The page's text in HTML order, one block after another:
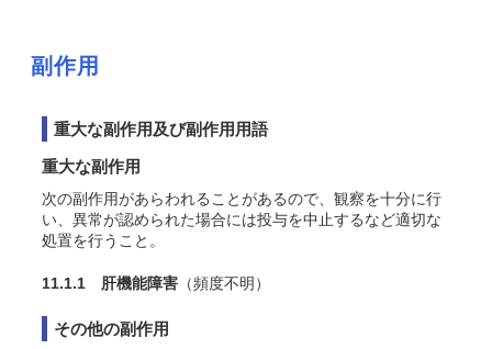
副作用
重大な副作用及び副作用用語
重大な副作用
次の副作用があらわれることがあるので、観察を十分に行
い、異常が認められた場合には投与を中止するなど適切な
処置を行うこと。
11.1.1 肝機能障害 （頻度不明）
その他の副作用